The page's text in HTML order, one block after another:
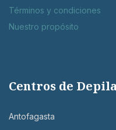
Términos y condiciones
Nuestro propósito
Centros de
Antofagasta